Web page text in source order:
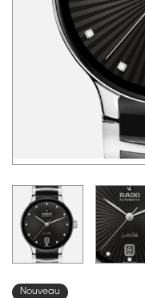
Nouveau